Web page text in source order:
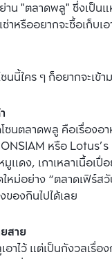
าน "ตลาดพลู" ซึ่งเป็
หรืออยากจะซื้อเก็บ
นนี้ใคร ๆ ก็อยากจะเ
นตลาดพลู คือเรื่องอ
หรือ
มูแดง, เกาเหลาเนื้
ม่อย่าง “ตลาดเฟิร์ส
องกินไปได้เลย
สาย
ไว้ แต่เป็นกังวลเรื่อ